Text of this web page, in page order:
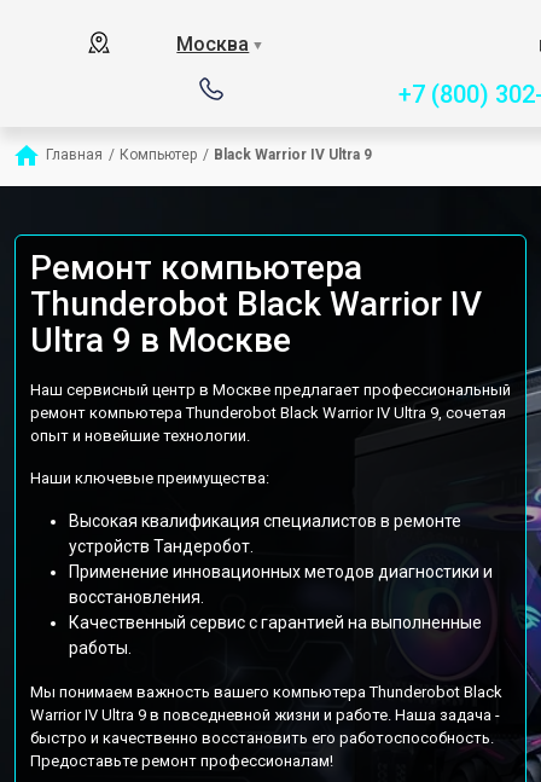
Москва ▼
+7 (800)
Главная / Компьютер / Black Warrior IV Ultra 9
Ремонт компьютера
Thunderobot Black Warrior IV
Ultra 9 в Москве
Наш сервисный центр в Москве предлагает профессиональный
ремонт компьютера Thunderobot Black Warrior IV Ultra 9, сочетая
опыт и новейшие технологии.
Наши ключевые преимущества:
Высокая квалификация специалистов в ремонте
устройств Тандеробот.
Применение инновационных методов диагностики и
восстановления.
Качественный сервис с гарантией на выполненные
работы.
Мы понимаем важность вашего компьютера Thunderobot Black
Warrior IV Ultra 9 в повседневной жизни и работе. Наша задача -
быстро и качественно восстановить его работоспособность.
Предоставьте ремонт профессионалам!